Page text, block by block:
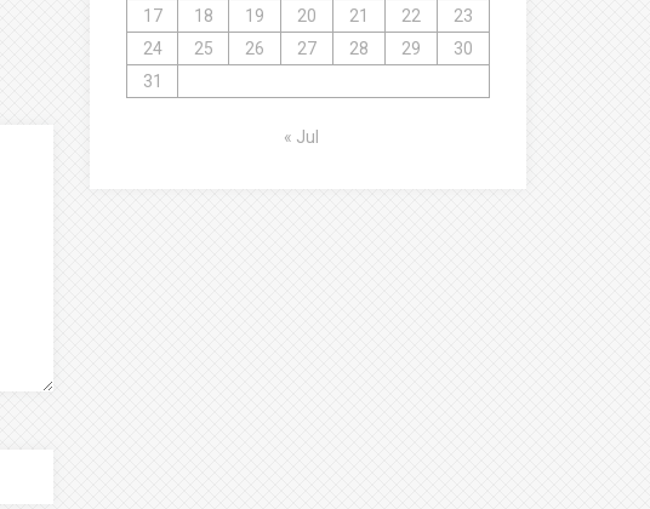
17
18 19 20 21 22
23
24
25 26 27 28 29
30
31
« Jul